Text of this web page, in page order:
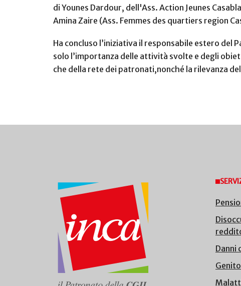
di Younes Dardour, dell'Ass. Action Jeunes
Amina Zaire (Ass. Femmes des quartiers region
Ha concluso l’iniziativa il responsabile estero
solo l’importanza delle attività svolte e degli
che della rete dei patronati,nonché la rilevanza
Danni